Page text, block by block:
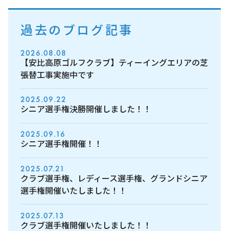
過去のブログ記事
2026.08.08
【安比高原ゴルフクラブ】ティーイングエリアの芝
張替工事実施中です
2025.09.22
シニア選手権決勝開催しました！！
2025.09.16
シニア選手権開催！！
2025.07.21
クラブ選手権、レディース選手権、グランドシニア
選手権開催いたしました！！
2025.07.13
クラブ選手権開催いたしました！！